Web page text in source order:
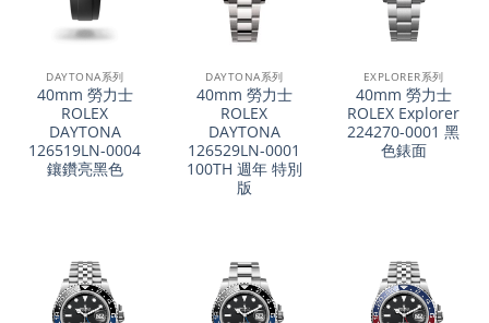
DAYTONA系列
40mm 勞力士
ROLEX
DAYTONA
126519LN-0004
鑲鑽亮黑色
DAYTONA系列
40mm 勞力士
ROLEX
DAYTONA
126529LN-0001
100TH 週年 特別
版
EXPLORER系列
40mm 勞力士
ROLEX Explorer
224270-0001 黑
色錶面